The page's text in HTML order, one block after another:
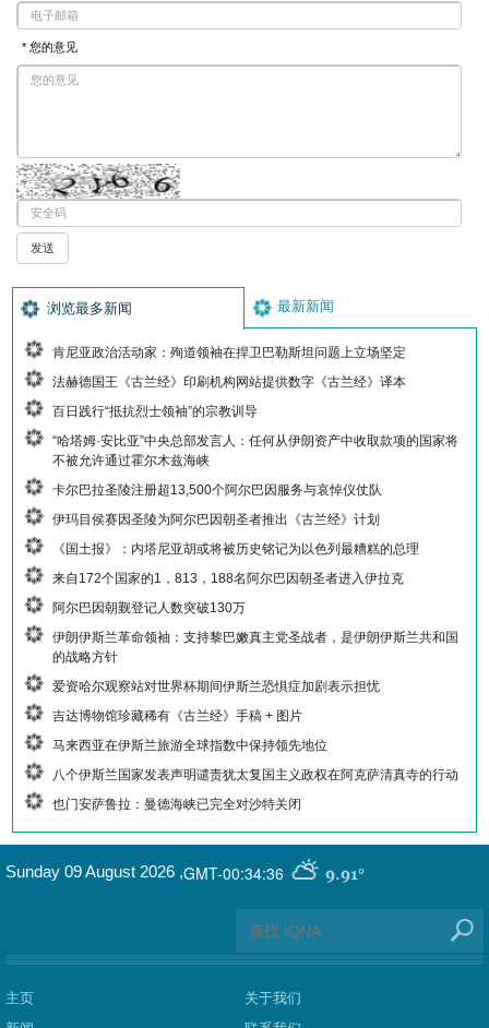
* 您的意见
浏览最多新闻 最新新闻
肯尼亚政治活动家：殉道领袖在捍卫巴勒斯坦问题上立场坚定
法赫德国王《古兰经》印刷机构网站提供数字《古兰经》译本
百日践行“抵抗烈士领袖”的宗教训导
“哈塔姆·安比亚”中央总部发言人：任何从伊朗资产中收取款项的国家将
不被允许通过霍尔木兹海峡
卡尔巴拉圣陵注册超13,500个阿尔巴因服务与哀悼仪仗队
伊玛目侯赛因圣陵为阿尔巴因朝圣者推出《古兰经》计划
《国土报》：内塔尼亚胡或将被历史铭记为以色列最糟糕的总理
来自172个国家的1，813，188名阿尔巴因朝圣者进入伊拉克
阿尔巴因朝觐登记人数突破130万
伊朗伊斯兰革命领袖：支持黎巴嫩真主党圣战者，是伊朗伊斯兰共和国
的战略方针
爱资哈尔观察站对世界杯期间伊斯兰恐惧症加剧表示担忧
吉达博物馆珍藏稀有《古兰经》手稿 + 图片
马来西亚在伊斯兰旅游全球指数中保持领先地位
八个伊斯兰国家发表声明谴责犹太复国主义政权在阿克萨清真寺的行动
也门安萨鲁拉：曼德海峡已完全对沙特关闭
GMT-00:34:36 9.91°
Sunday 09 August 2026 ,
主页
关于我们